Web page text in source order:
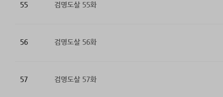
55 검명도살 55화
56 검명도살 56화
57 검명도살 57화